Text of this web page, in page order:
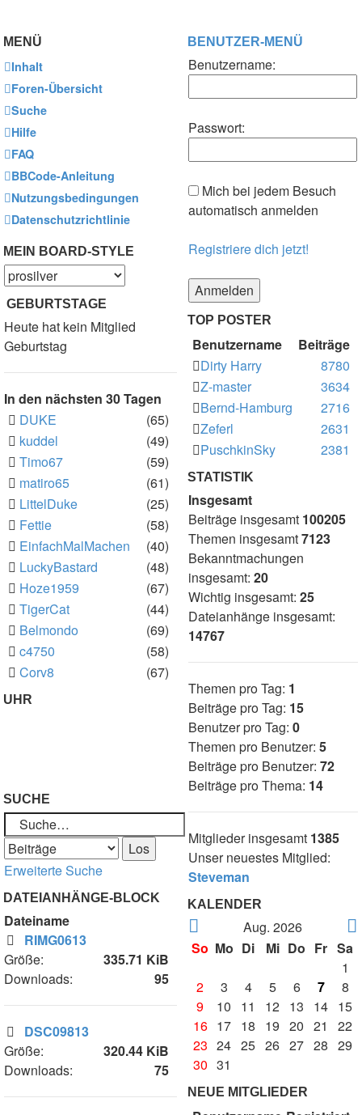
MENÜ
Inhalt
Foren-Übersicht
Suche
Hilfe
FAQ
BBCode-Anleitung
Nutzungsbedingungen
Datenschutzrichtlinie
MEIN BOARD-STYLE
GEBURTSTAGE
Heute hat kein Mitglied
Geburtstag
In den nächsten 30 Tagen
DUKE
(65)
kuddel
(49)
Timo67
(59)
matiro65
(61)
LittelDuke
(25)
Fettie
(58)
EinfachMalMachen
(40)
LuckyBastard
(48)
Hoze1959
(67)
TigerCat
(44)
Belmondo
(69)
c4750
(58)
Corv8
(67)
UHR
SUCHE
Erweiterte Suche
DATEIANHÄNGE-BLOCK
Dateiname
RIMG0613
Größe:
335.71 KiB
Downloads:
95
DSC09813
Größe:
320.44 KiB
Downloads:
75
BENUTZER-MENÜ
Benutzername:
Passwort:
Mich bei jedem Besuch
automatisch anmelden
Registriere dich jetzt!
TOP POSTER
Benutzername
Beiträge
Dirty Harry
8780
Z-master
3634
Bernd-Hamburg
2716
Zeferl
2631
PuschkinSky
2381
STATISTIK
Insgesamt
Beiträge insgesamt 100205
Themen insgesamt7123
Bekanntmachungen
insgesamt:20
Wichtig insgesamt:25
Dateianhänge insgesamt:
14767
Themen pro Tag: 1
Beiträge pro Tag: 15
Benutzer pro Tag:0
Themen pro Benutzer:5
Beiträge pro Benutzer:72
Beiträge pro Thema: 14
Mitglieder insgesamt 1385
Unser neuestes Mitglied:
Steveman
KALENDER
Aug. 2026
So Mo Di Mi Do Fr Sa
1
2
3 4 5 6 7
8
9
10 11 12 13 14 15
16 17 18 19 20 21
22
23 24 25 26 27 28 29
30 31
NEUE MITGLIEDER